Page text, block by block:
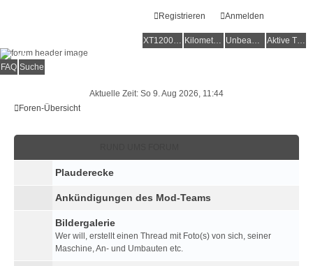
Anmelden
Registrieren
XT1200Z-Wiki Kilometerstatistik Unbeantwortete Themen Aktive Themen
Alles rund um die Yamaha XT1200Z Super Ténéré
FAQ Suche
Aktuelle Zeit: So 9. Aug 2026, 11:44
Foren-Übersicht
Plauderecke
Ankündigungen des Mod-Teams
Bildergalerie
Wer will, erstellt einen Thread mit Foto(s) von sich, seiner
Maschine, An- und Umbauten etc.